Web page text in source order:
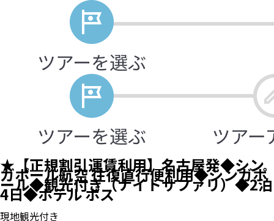
★【正規割引運賃利用】名古屋発◆シン
ガポール航空 往復直行便利用◆シンガポ
ール◆観光付き（ナイトサファリ）◆2泊
4日◆ホテル ボス
現地観光付き